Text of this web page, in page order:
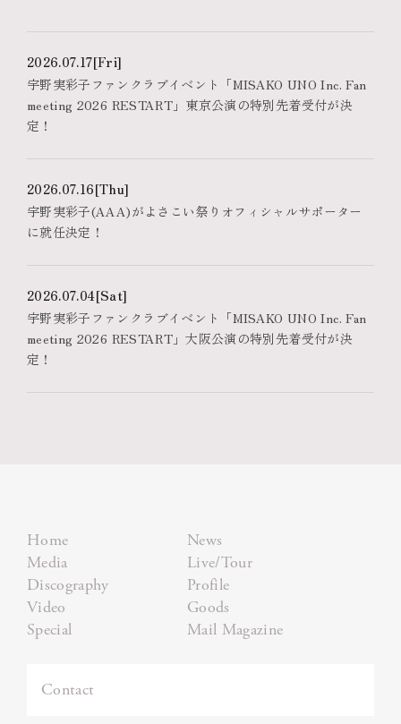
2026.07.17[Fri]
宇野実彩子ファンクラブイベント「MISAKO UNO Inc. Fan
meeting 2026 RESTART」東京公演の特別先着受付が決
定！
2026.07.16[Thu]
宇野実彩子(AAA)がよさこい祭りオフィシャルサポーター
に就任決定！
2026.07.04[Sat]
宇野実彩子ファンクラブイベント「MISAKO UNO Inc. Fan
meeting 2026 RESTART」大阪公演の特別先着受付が決
定！
Home
News
Media
Live/Tour
Discography
Profile
Video
Goods
Special
Mail Magazine
Contact